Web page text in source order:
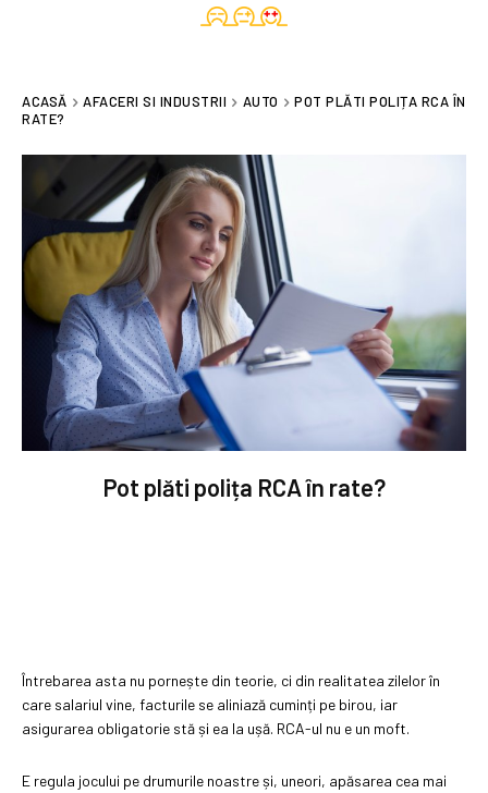
ACASĂ AFACERI SI INDUSTRII AUTO
POT PLĂTI POLIȚA RCA ÎN
RATE?
Pot plăti polița RCA în rate?
Întrebarea asta nu pornește din teorie, ci din realitatea zilelor în
care salariul vine, facturile se aliniază cuminți pe birou, iar
asigurarea obligatorie stă și ea la ușă. RCA-ul nu e un moft.
E regula jocului pe drumurile noastre și, uneori, apăsarea cea mai